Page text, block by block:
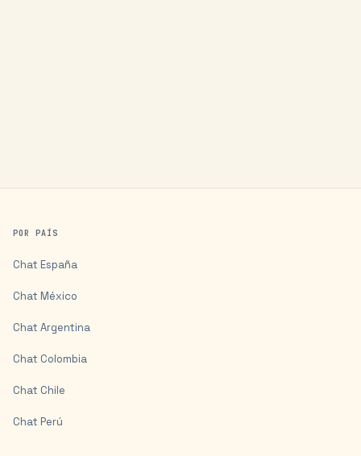
POR PAÍS
Chat España
Chat México
Chat Argentina
Chat Colombia
Chat Chile
Chat Perú